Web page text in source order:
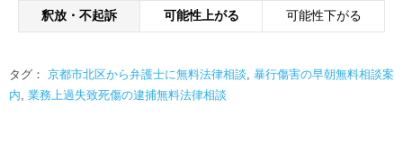
釈放・不起訴 可能性上がる 可能性下がる
タグ： 京都市北区から弁護士に無料法律相談 暴行傷害の早朝無料相談案
内 業務上過失致死傷の逮捕無料法律相談